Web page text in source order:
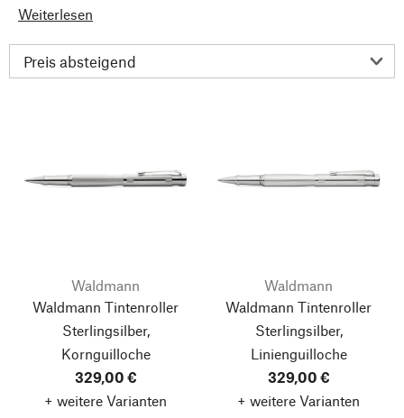
Weiterlesen
Waldmann
Waldmann Tintenroller
Sterlingsilber,
Kornguilloche
329,00 €
+ weitere Varianten
Waldmann
Waldmann Tintenroller
Sterlingsilber,
Linienguilloche
329,00 €
+ weitere Varianten